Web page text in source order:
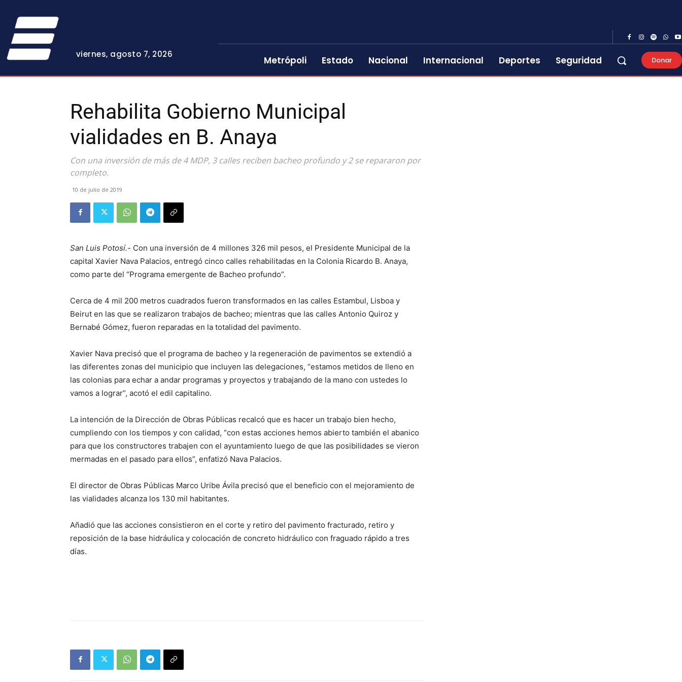
viernes, agosto 7, 2026
Metrópoli Estado Nacional Internacional Deportes Seguridad Donar
Rehabilita Gobierno Municipal
vialidades en B. Anaya
Con una inversión de más de 4 MDP, 3 calles reciben bacheo profundo y 2 se repararon por
completo.
10 de julio de 2019
San Luis Potosí.- Con una inversión de 4 millones 326 mil pesos, el Presidente Municipal de la
capital Xavier Nava Palacios, entregó cinco calles rehabilitadas en la Colonia Ricardo B. Anaya,
como parte del “Programa emergente de Bacheo profundo”.
Cerca de 4 mil 200 metros cuadrados fueron transformados en las calles Estambul, Lisboa y
Beirut en las que se realizaron trabajos de bacheo; mientras que las calles Antonio Quiroz y
Bernabé Gómez, fueron reparadas en la totalidad del pavimento.
Xavier Nava precisó que el programa de bacheo y la regeneración de pavimentos se extendió a
las diferentes zonas del municipio que incluyen las delegaciones, “estamos metidos de lleno en
las colonias para echar a andar programas y proyectos y trabajando de la mano con ustedes lo
vamos a lograr”, acotó el edil capitalino.
La intención de la Dirección de Obras Públicas recalcó que es hacer un trabajo bien hecho,
cumpliendo con los tiempos y con calidad, “con estas acciones hemos abierto también el abanico
para que los constructores trabajen con el ayuntamiento luego de que las posibilidades se vieron
mermadas en el pasado para ellos”, enfatizó Nava Palacios.
El director de Obras Públicas Marco Uribe Ávila precisó que el beneficio con el mejoramiento de
las vialidades alcanza los 130 mil habitantes.
Añadió que las acciones consistieron en el corte y retiro del pavimento fracturado, retiro y
reposición de la base hidráulica y colocación de concreto hidráulico con fraguado rápido a tres
días.